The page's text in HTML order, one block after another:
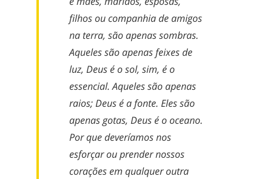
filhos ou companhia de amigos
na terra, são apenas sombras.
Aqueles são apenas feixes de
luz, Deus é o sol, sim, é o
essencial. Aqueles são apenas
raios; Deus é a fonte. Eles são
apenas gotas, Deus é o oceano.
Por que deveríamos nos
esforçar ou prender nossos
corações em qualquer outra